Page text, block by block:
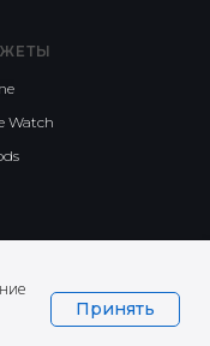
Принять
Watch